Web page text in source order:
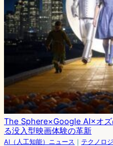
The Sphere×Google AI×オズ
る没入型映画体験の革新
AI（人工知能）ニュース ｜ テクノロ